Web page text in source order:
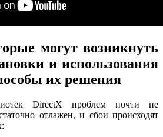
могут возникнуть
и использования
их решения
DirectX проблем почти не
отлажен, и сбои происходят